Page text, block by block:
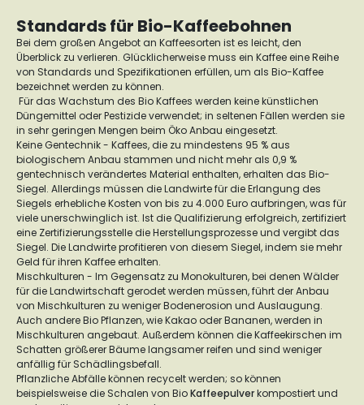
Standards für Bio-Kaffeebohnen
Bei dem großen Angebot an Kaffeesorten ist es leicht, den
Überblick zu verlieren. Glücklicherweise muss ein Kaffee eine Reihe
von Standards und Spezifikationen erfüllen, um als Bio-Kaffee
bezeichnet werden zu können.
Für das Wachstum des Bio Kaffees werden keine künstlichen
Düngemittel oder Pestizide verwendet; in seltenen Fällen werden sie
in sehr geringen Mengen beim Öko Anbau eingesetzt.
Keine Gentechnik - Kaffees, die zu mindestens 95 % aus
biologischem Anbau stammen und nicht mehr als 0,9 %
gentechnisch verändertes Material enthalten, erhalten das Bio-
Siegel. Allerdings müssen die Landwirte für die Erlangung des
Siegels erhebliche Kosten von bis zu 4.000 Euro aufbringen, was für
viele unerschwinglich ist. Ist die Qualifizierung erfolgreich, zertifiziert
eine Zertifizierungsstelle die Herstellungsprozesse und vergibt das
Siegel. Die Landwirte profitieren von diesem Siegel, indem sie mehr
Geld für ihren Kaffee erhalten.
Mischkulturen - Im Gegensatz zu Monokulturen, bei denen Wälder
für die Landwirtschaft gerodet werden müssen, führt der Anbau
von Mischkulturen zu weniger Bodenerosion und Auslaugung.
Auch andere Bio Pflanzen, wie Kakao oder Bananen, werden in
Mischkulturen angebaut. Außerdem können die Kaffeekirschen im
Schatten größerer Bäume langsamer reifen und sind weniger
anfällig für Schädlingsbefall.
Pflanzliche Abfälle können recycelt werden; so können
beispielsweise die Schalen von BioKaffeepulverkompostiert und